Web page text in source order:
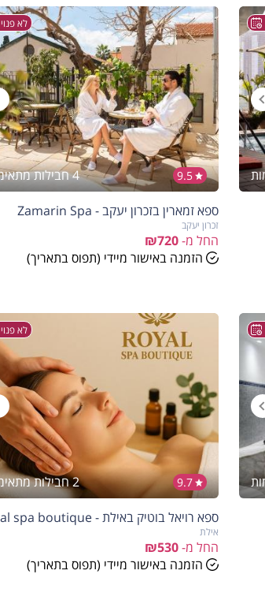
לא פנוי
9.5 4 חבילות מתאימות
ספא זמארין בזכרון יעקב - Zamarin Spa
זכרון יעקב
החל מ-₪720
הזמנה באישור מיידי (תפוס בתאריך)
לא פנוי
9.7 2 חבילות מתאימות
ספא רויאל בוטיק באילת - Royal spa boutique
אילת
החל מ-₪530
הזמנה באישור מיידי (תפוס בתאריך)